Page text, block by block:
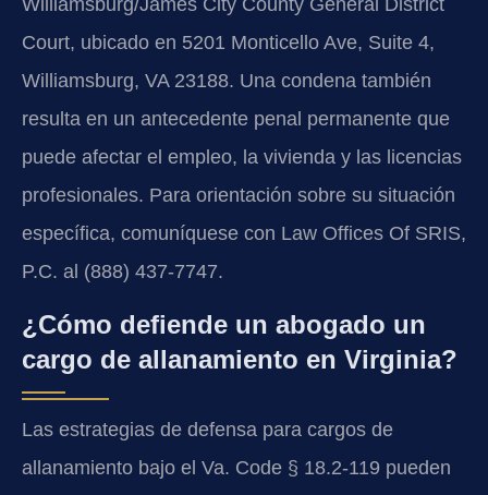
Williamsburg/James City County General District
Court, ubicado en 5201 Monticello Ave, Suite 4,
Williamsburg, VA 23188. Una condena también
resulta en un antecedente penal permanente que
puede afectar el empleo, la vivienda y las licencias
profesionales. Para orientación sobre su situación
específica, comuníquese con Law Offices Of SRIS,
P.C. al (888) 437-7747.
¿Cómo defiende un abogado un
cargo de allanamiento en Virginia?
Las estrategias de defensa para cargos de
allanamiento bajo el Va. Code § 18.2-119 pueden